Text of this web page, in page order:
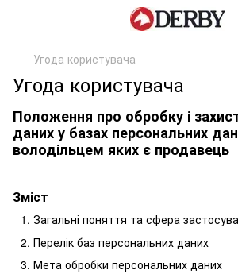
Угода користувача
Угода користувача
Положення про обробку і
даних у базах персональних
володільцем яких є продавець
Зміст
Загальні поняття та сфера
Перелік баз персональних даних
Мета обробки персональних даних